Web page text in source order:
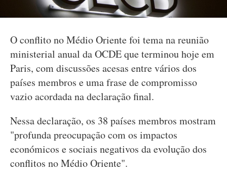
O conflito no Médio Oriente foi tema na reunião
ministerial anual da OCDE que terminou hoje em
Paris, com discussões acesas entre vários dos
países membros e uma frase de compromisso
vazio acordada na declaração final.
Nessa declaração, os 38 países membros mostram
"profunda preocupação com os impactos
económicos e sociais negativos da evolução dos
conflitos no Médio Oriente".